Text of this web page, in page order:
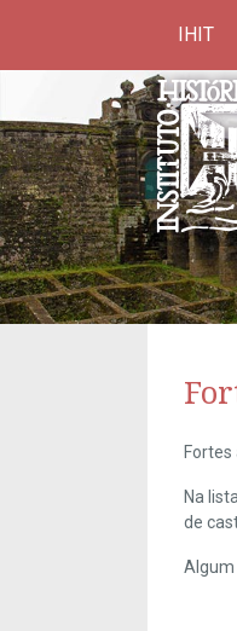
IHIT
Na
de
Algum